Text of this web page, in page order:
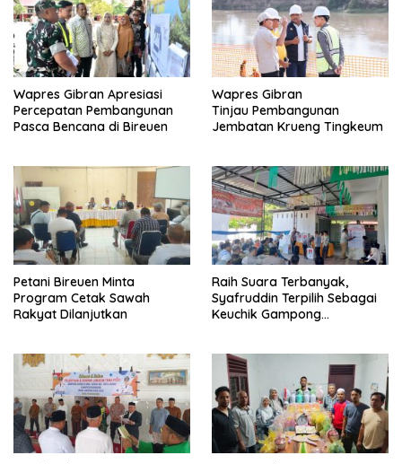
Wapres Gibran Apresiasi
Percepatan Pembangunan
Pasca Bencana di Bireuen
Wapres Gibran
Tinjau Pembangunan
Jembatan Krueng Tingkeum
Petani Bireuen Minta
Program Cetak Sawah
Rakyat Dilanjutkan
Raih Suara Terbanyak,
Syafruddin Terpilih Sebagai
Keuchik Gampong